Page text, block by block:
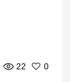
22
0